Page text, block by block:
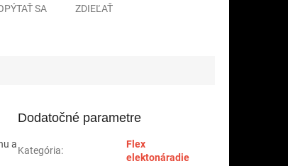
SA ZDIEĽAŤ
a
Dodatočné parametre
Kategória:
Flex
elektonáradie